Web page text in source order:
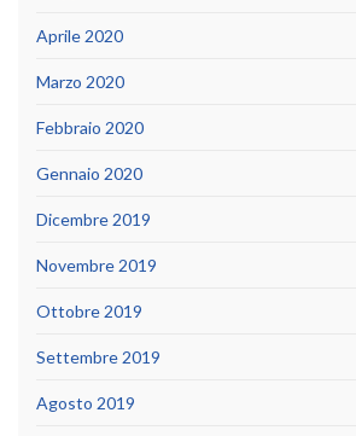
Aprile 2020
Marzo 2020
Febbraio 2020
Gennaio 2020
Dicembre 2019
Novembre 2019
Ottobre 2019
Settembre 2019
Agosto 2019